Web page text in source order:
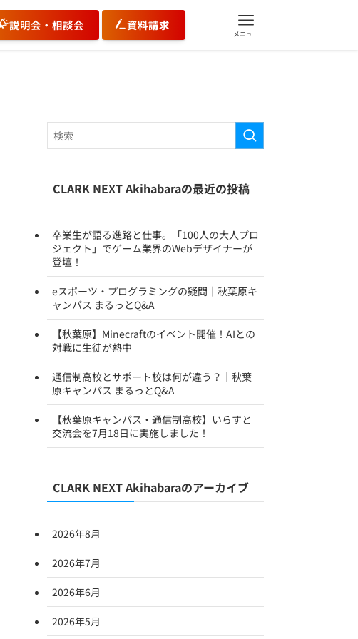
説明会・相談会 資料請求
メニュー
CLARK NEXT Akihabaraの最近の投稿
卒業生が語る進路と仕事。「100人の大人プロ
ジェクト」でゲーム業界のWebデザイナーが
登壇！
eスポーツ・プログラミングの疑問｜秋葉原キ
ャンパス まるっとQ&A
【秋葉原】Minecraftのイベント開催！AIとの
対戦に生徒が熱中
通信制高校とサポート校は何が違う？｜秋葉
原キャンパス まるっとQ&A
【秋葉原キャンパス・通信制高校】いらすと
交流会を7月18日に実施しました！
CLARK NEXT Akihabaraのアーカイブ
2026年8月
2026年7月
2026年6月
2026年5月